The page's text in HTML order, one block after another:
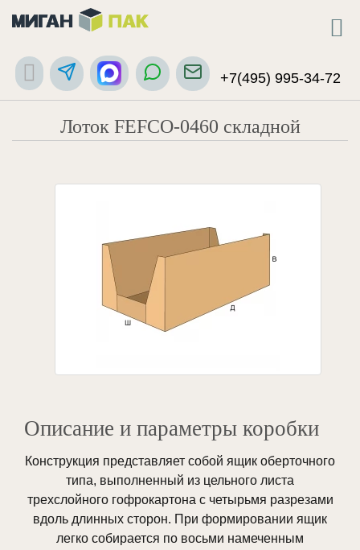
+7(495) 995-34-72
Лоток FEFCO-0460 складной
Описание и параметры коробки
Конструкция представляет собой ящик оберточного
типа, выполненный из цельного листа
трехслойного гофрокартона с четырьмя разрезами
вдоль длинных сторон. При формировании ящик
легко собирается по восьми намеченным